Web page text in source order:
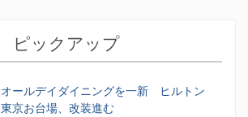
ピックアップ
オールデイダイニングを一新 ヒルトン
東京お台場、改装進む